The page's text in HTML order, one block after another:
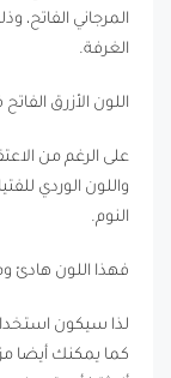
المرجاني الفاتح،
الغرفة.
اللون الأزرق
على الرغم من
واللون الوردي
النوم.
فهذا اللون هادئ
لذا سيكون
كما يمكنك أيضا